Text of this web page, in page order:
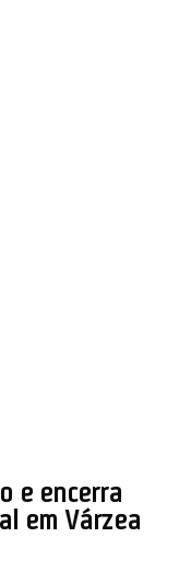
e encerra
em Várzea